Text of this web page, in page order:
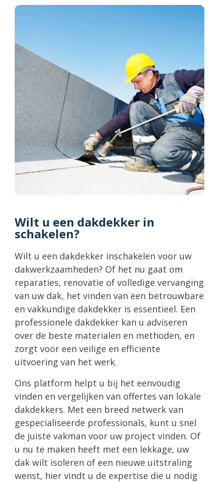
Wilt u een dakdekker in
schakelen?
Wilt u een dakdekker inschakelen voor uw
dakwerkzaamheden? Of het nu gaat om
reparaties, renovatie of volledige vervanging
van uw dak, het vinden van een betrouwbare
en vakkundige dakdekker is essentieel. Een
professionele dakdekker kan u adviseren
over de beste materialen en methoden, en
zorgt voor een veilige en efficiënte
uitvoering van het werk.
Ons platform helpt u bij het eenvoudig
vinden en vergelijken van offertes van lokale
dakdekkers. Met een breed netwerk van
gespecialiseerde professionals, kunt u snel
de juiste vakman voor uw project vinden. Of
u nu te maken heeft met een lekkage, uw
dak wilt isoleren of een nieuwe uitstraling
wenst, hier vindt u de expertise die u nodig